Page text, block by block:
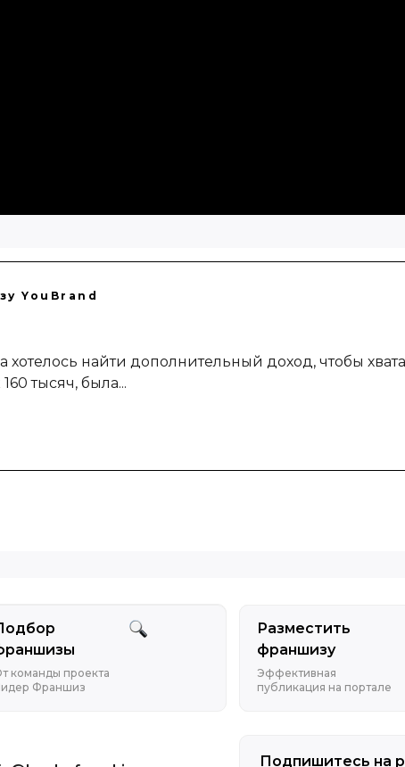
YouBrand
найти дополнительный доход, чтобы
тысяч, была...
команды проекта
Франшиз
Разместить
франшизу
Подпишитесь на
Эффективная
публикация на портале